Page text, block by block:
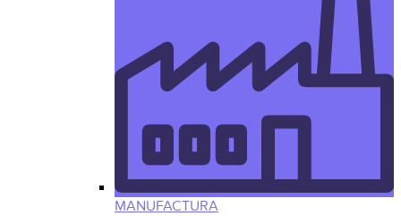
MANUFACTURA